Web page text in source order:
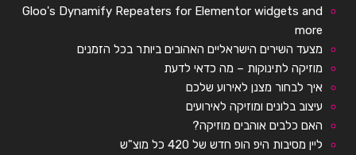
Gloo's Dynamify Repeaters for Elementor widgets and
more
מצעד השירים הישראליים האהובים ביותר בכל הזמנים
מוזיקה לתינוקות – מה כדאי לדעת
איך לבחור מצנן לאירוע שלכם
עיצוב בלונים ומוזיקה לאירועים
האם כלבים אוהבים מוזיקה?
ליין מסיבות היפ הופ חדש של 420 כל מוצ"ש